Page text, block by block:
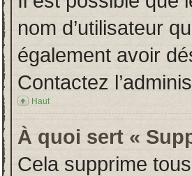
nom d’utilisateur
également avoir
Contactez
Haut
À quoi sert «
Cela supprime